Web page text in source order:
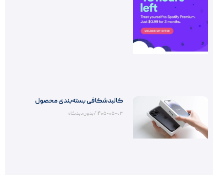
کالبدشکافی بسته‌بندی محصول
۱۴۰۵-۰۵-۰۳ بدون دیدگاه